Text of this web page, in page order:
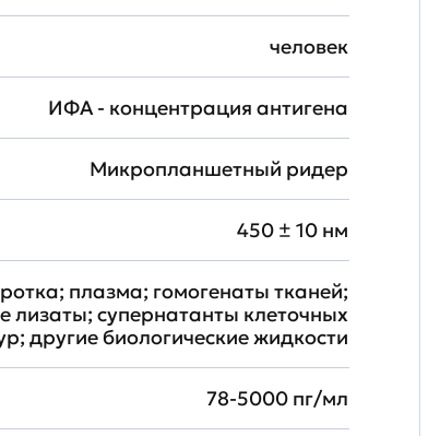
человек
ИФА - концентрация антигена
Микропланшетный ридер
450 ± 10 нм
плазма; гомогенаты тканей;
лизаты; супернатанты клеточных
другие биологические жидкости
78-5000 пг/мл